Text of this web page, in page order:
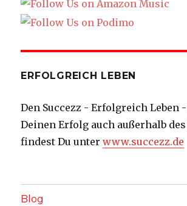
ERFOLGREICH LEBEN
Den Succezz - Erfolgreich Leben
Deinen Erfolg auch außerhalb
findest Du unterwww.succezz.de
Blog